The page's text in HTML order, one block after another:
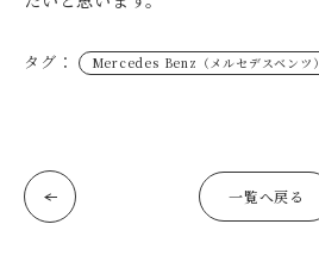
タグ： Mercedes Benz（メルセデスベンツ）
一覧へ戻る